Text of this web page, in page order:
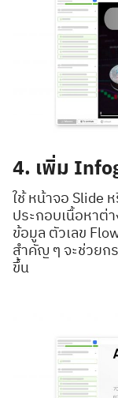
Search
4. เพิ่ม
ใช้ หน้าจอ Slide
ประกอบเนื้อหาต่า
ข้อมูล ตัวเลข
สำคัญ ๆ จะช่วยก
ขึ้น